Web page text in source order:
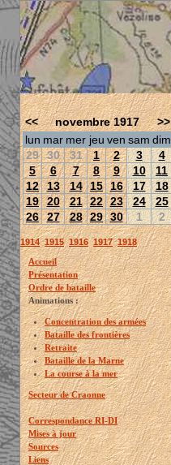
<< novembre 1917
>>
lun mar mer jeu ven sam dim
29 30 31 1 2 3
4
5
6 7 8 9 10
11
12 13 14 15 16 17
18
19 20 21 22 23 24
25
26 27 28 29 30 1 2
1914 1915 1916 1917 1918
Accueil
Présentation
Ordre de bataille
Animations :
Concentration des armées
Bataille des frontières
Retraite
Bataille de la Marne
La course à la mer
Secteur de Craonne
Correspondance RI-DI
Mises à jour
Sources
Liens